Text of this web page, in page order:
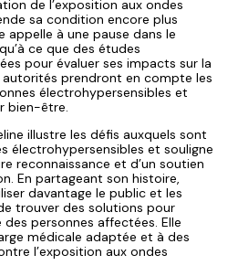
de l’exposition aux ondes
sa condition encore plus
appelle à une pause dans le
ce que des études
pour évaluer ses impacts sur la
autorités prendront en compte les
électrohypersensibles et
bien-être.
illustre les défis auxquels sont
électrohypersensibles et souligne
reconnaissance et d’un soutien
En partageant son histoire,
davantage le public et les
trouver des solutions pour
personnes affectées. Elle
médicale adaptée et à des
l’exposition aux ondes